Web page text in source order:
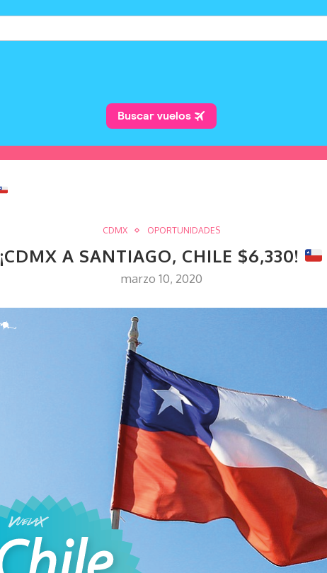
CDMX OPORTUNIDADES
¡CDMX A SANTIAGO, CHILE $6,330!
marzo 10, 2020